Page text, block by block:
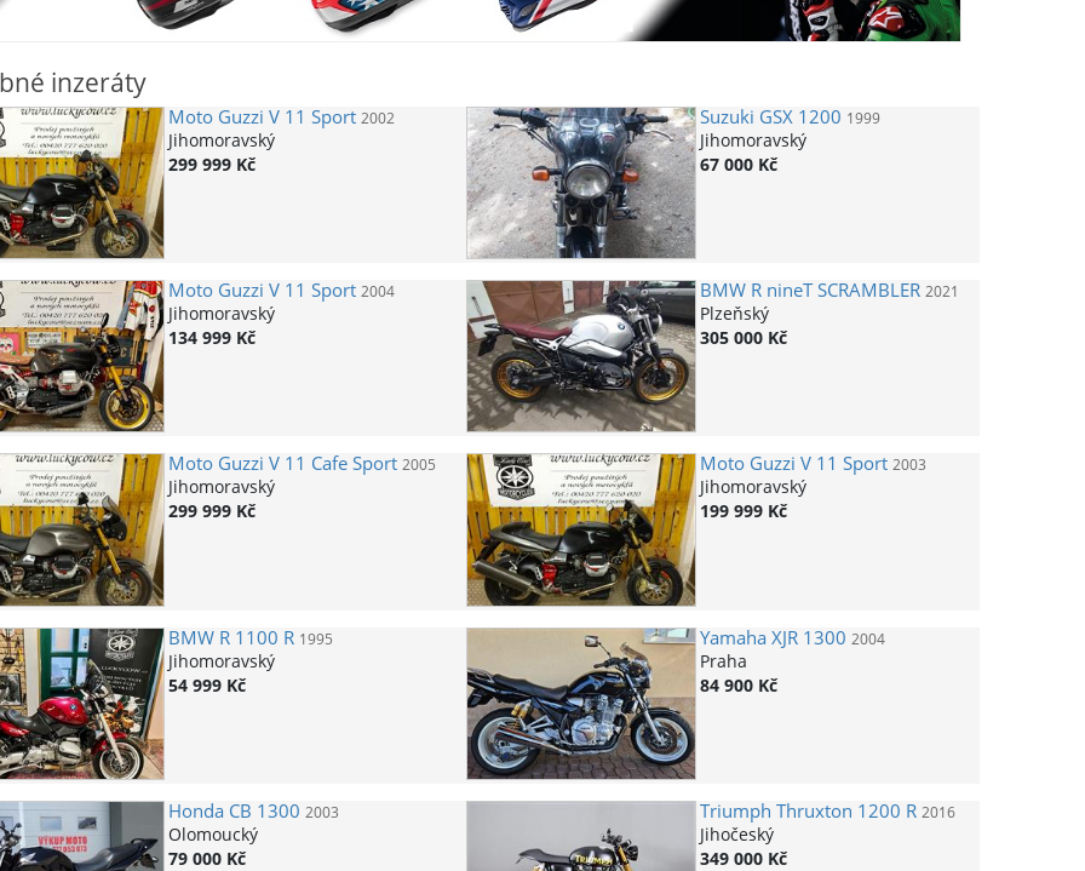
inzeráty
Moto Guzzi V 11 Sport 2002
Jihomoravský
299 999 Kč
Suzuki GSX 1200 1999
Jihomoravský
67 000 Kč
Moto Guzzi V 11 Sport 2004
Jihomoravský
134 999 Kč
BMW R nineT SCRAMBLER 2021
Plzeňský
305 000 Kč
Moto Guzzi V 11 Cafe Sport 2005
Jihomoravský
299 999 Kč
Moto Guzzi V 11 Sport 2003
Jihomoravský
199 999 Kč
BMW R 1100 R 1995
Jihomoravský
54 999 Kč
YamahaXJR 1300 2004
Praha
84 900 Kč
Honda CB 1300 2003
Olomoucký
79 000 Kč
Triumph Thruxton 1200 R 2016
Jihočeský
349 000 Kč